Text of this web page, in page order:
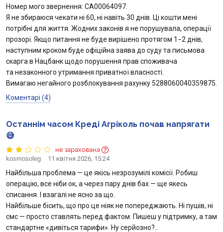
​Номер мого звернення: CA00064097.
​Я не збираюся чекати ні 60, ні навіть 30 днів. Ці кошти мені
потрібні для життя. Жодних законів я не порушувала, операції
прозорі. Якщо питання не буде вирішено протягом 1−2 днів,
наступним кроком буде офіційна заява до суду та письмова
скарга в Нацбанк щодо порушення прав споживача
та незаконного утримання приватної власності.
​Вимагаю негайного розблокування рахунку 5288060040359875.
Коментарі (4)
Останнім часом Креді Агріколь почав напрягати
😅
не зарахована
kosmosoleg
11 квітня 2026, 15:24
Найбільша проблема — це якісь незрозумілі комісії. Робиш
операцію, все ніби ок, а через пару днів бах — ще якесь
списання. І взагалі не ясно за що.
Найбільше бісить, що про це ніяк не попереджають. Ні пушів, ні
смс — просто ставлять перед фактом. Пишеш у підтримку, а там
стандартне «дивіться тарифи». Ну серйозно?..